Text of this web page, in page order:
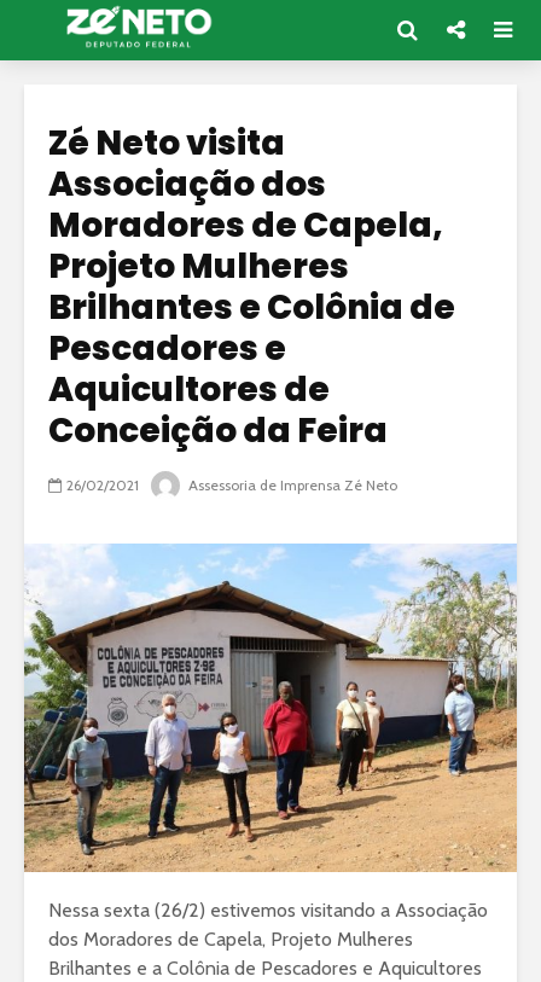
Zé Neto visita
Associação dos
Moradores de Capela,
Projeto Mulheres
Brilhantes e Colônia de
Pescadores e
Aquicultores de
Conceição da Feira
26/02/2021 Assessoria de Imprensa Zé Neto
Nessa sexta (26/2) estivemos visitando a Associação
dos Moradores de Capela, Projeto Mulheres
Brilhantes e a Colônia de Pescadores e Aquicultores